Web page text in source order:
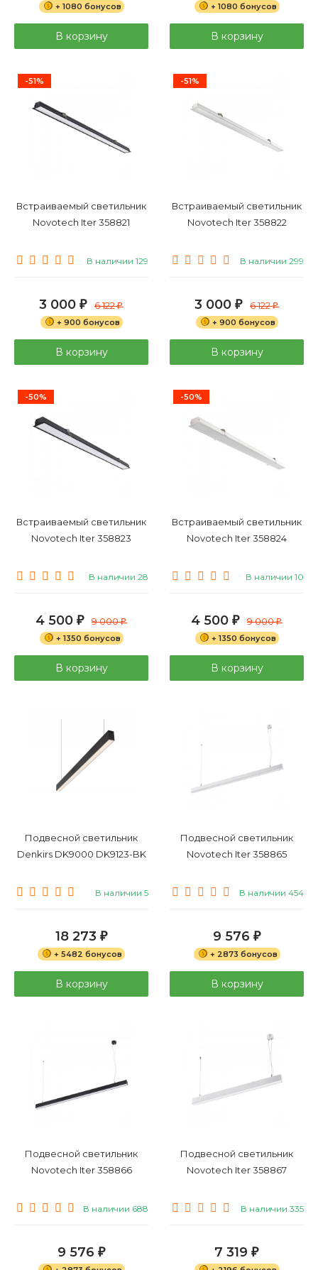
+ 1080 бонусов
В корзину
+ 1080 бонусов
В корзину
-51%
Встраиваемый светильник
Novotech Iter 358821
В наличии 129
3 000 ₽ 6 122₽
+ 900 бонусов
В корзину
-51%
Встраиваемый светильник
Novotech Iter 358822
В наличии 299
3 000 ₽ 6 122₽
+ 900 бонусов
В корзину
-50%
Встраиваемый светильник
Novotech Iter 358823
В наличии 28
4 500 ₽ 9 000₽
+ 1350 бонусов
В корзину
-50%
Встраиваемый светильник
Novotech Iter 358824
В наличии 10
4 500 ₽ 9 000₽
+ 1350 бонусов
В корзину
Подвесной светильник
Denkirs DK9000 DK9123-BK
В наличии 5
18 273 ₽
+ 5482 бонусов
В корзину
Подвесной светильник
Novotech Iter 358865
В наличии 454
9 576 ₽
+ 2873 бонусов
В корзину
Подвесной светильник
Novotech Iter 358866
В наличии 688
9 576 ₽
Подвесной светильник
Novotech Iter 358867
В наличии 335
7 319 ₽